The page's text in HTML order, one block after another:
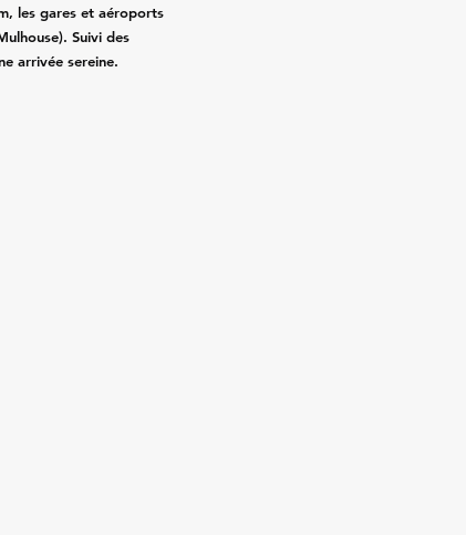
les gares et aéroports
Suivi des
arrivée sereine.